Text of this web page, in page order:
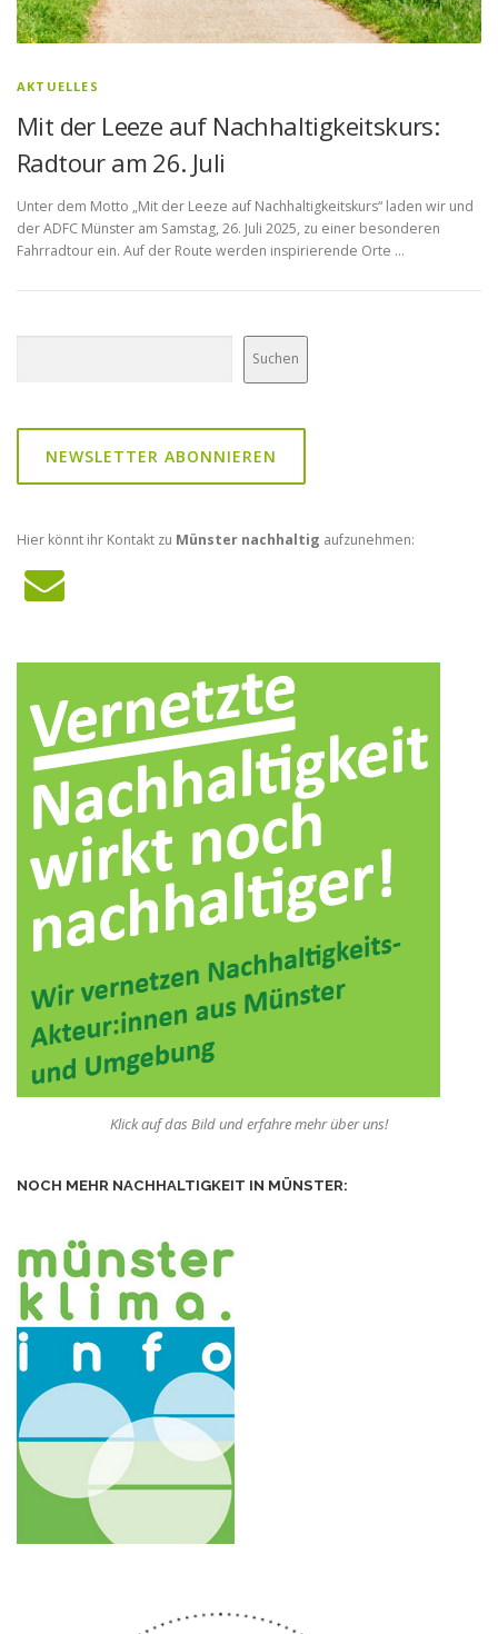
AKTUELLES
Mit der Leeze auf Nachhaltigkeitskurs:
Radtour am 26. Juli
Unter dem Motto „Mit der Leeze auf Nachhaltigkeitskurs“ laden wir und
der ADFC Münster am Samstag, 26. Juli 2025, zu einer besonderen
Fahrradtour ein. Auf der Route werden inspirierende Orte …
Suchen
NEWSLETTER ABONNIEREN
Hier könnt ihr Kontakt zu Münster nachhaltig aufzunehmen:
Klick auf das Bild und erfahre mehr über uns!
NOCH MEHR NACHHALTIGKEIT IN MÜNSTER: